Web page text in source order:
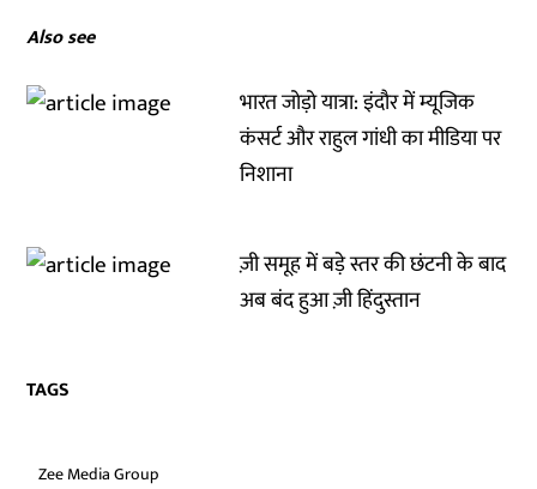
Also see
भारत जोड़ो यात्रा: इंदौर में म्यूजिक
कंसर्ट और राहुल गांधी का मीडिया पर
निशाना
ज़ी समूह में बड़े स्तर की छंटनी के बाद
अब बंद हुआ ज़ी हिंदुस्तान
TAGS
Zee Media Group